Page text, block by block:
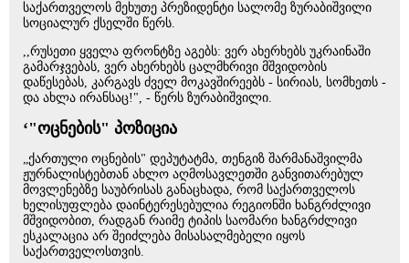
საქართველოს მეხუთე პრეზიდენტი სალომე ზურაბიშვილი
სოციალურ ქსელში წერს.
,,რუსეთი ყველა ფრონტზე აგებს: ვერ ახერხებს უკრაინაში
გამარჯვებას, ვერ ახერხებს ცალმხრივი მშვიდობის
დაწესებას, კარგავს ძველ მოკავშირეებს - სირიას, სომხეთს -
და ახლა ირანსაც!", - წერს ზურაბიშვილი.
‘"ოცნების" პოზიცია
„ქართული ოცნების" დეპუტატმა, თენგიზ შარმანაშვილმა
ჟურნალისტებთან ახლო აღმოსავლეთში განვითარებულ
მოვლენებზე საუბრისას განაცხადა, რომ საქართველოს
ხელისუფლება დაინტერესებულია რეგიონში ხანგრძლივი
მშვიდობით, რადგან რაიმე ტიპის საომარი ხანგრძლივი
ესკალაცია არ შეიძლება მისასალმებელი იყოს
საქართველოსთვის.